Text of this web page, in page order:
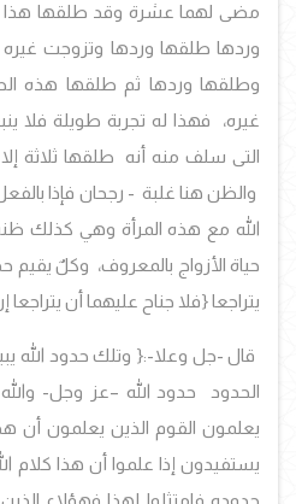
مضى لهما عشرة وقد طلقها هذا
وردها طلقها وردها وتزوجت
وطلقها وردها ثم طلقها هذه
غيره، فهذا له تجربة طويلة فلا
التى سلف منه أنه طلقها ثلاثة
والظن هنا غلبة - رجحان فإذا
الله مع هذه المرأة وهي كذلك
حياة الأزواج بالمعروف، وكلٌ يقيم
يتراجعا{فلا جناح عليهما أن يتراجعا
قال -جل وعلا-:{ وتلك حدود الله
الحدود حدود الله –عز وجل- والله
يعلمون القوم الذين يعلمون أن
يستفيدون إذا علموا أن هذا كلام